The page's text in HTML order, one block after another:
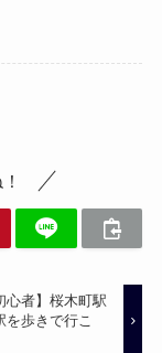
心者】桜木町駅
歩きで行こ